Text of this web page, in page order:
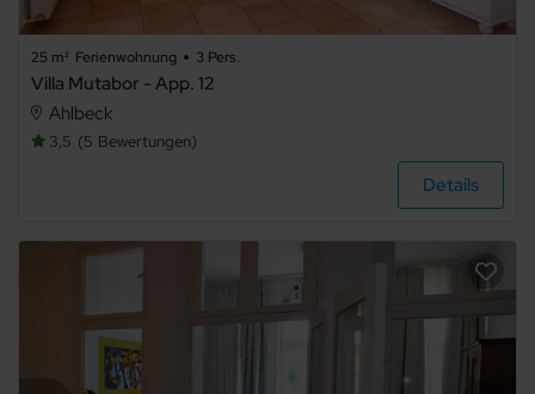
25 m² Ferienwohnung 3 Pers.
Villa Mutabor - App. 12
Ahlbeck
3,5 5 Bewertungen
Details